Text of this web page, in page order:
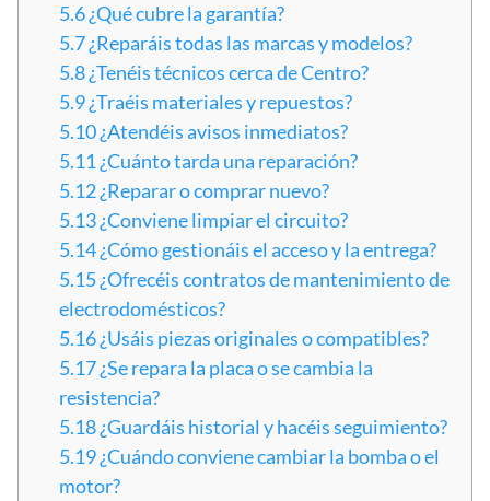
5.6¿Qué cubre la garantía?
5.7¿Reparáis todas las marcas y modelos?
5.8¿Tenéis técnicos cerca de Centro?
5.9¿Traéis materiales y repuestos?
5.10¿Atendéis avisos inmediatos?
5.11 ¿Cuánto tarda una reparación?
5.12¿Reparar o comprar nuevo?
5.13¿Conviene limpiar el circuito?
5.14¿Cómo gestionáis el acceso y la entrega?
5.15¿Ofrecéis contratos de mantenimiento de
electrodomésticos?
5.16¿Usáis piezas originales o compatibles?
5.17¿Se repara la placa o se cambia la
resistencia?
5.18¿Guardáis historial y hacéis seguimiento?
5.19¿Cuándo conviene cambiar la bomba o el
motor?